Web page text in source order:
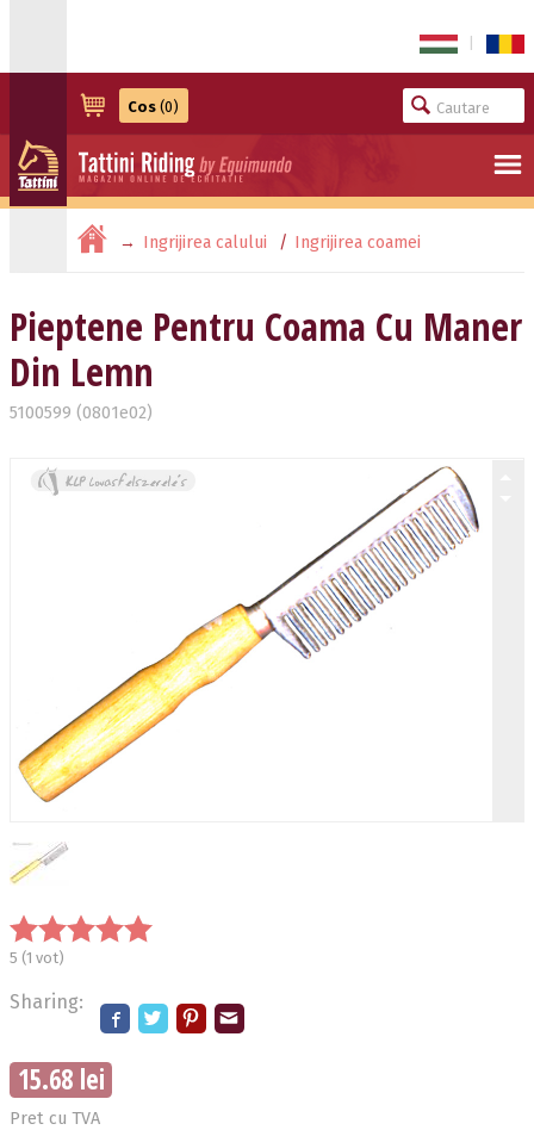
Cos (0)
Ingrijirea calului Ingrijirea coamei
Pieptene Pentru Coama Cu Maner
Din Lemn
5100599 (0801e02)
5 (1 vot)
Sharing:
15.68 lei
Pret cu TVA